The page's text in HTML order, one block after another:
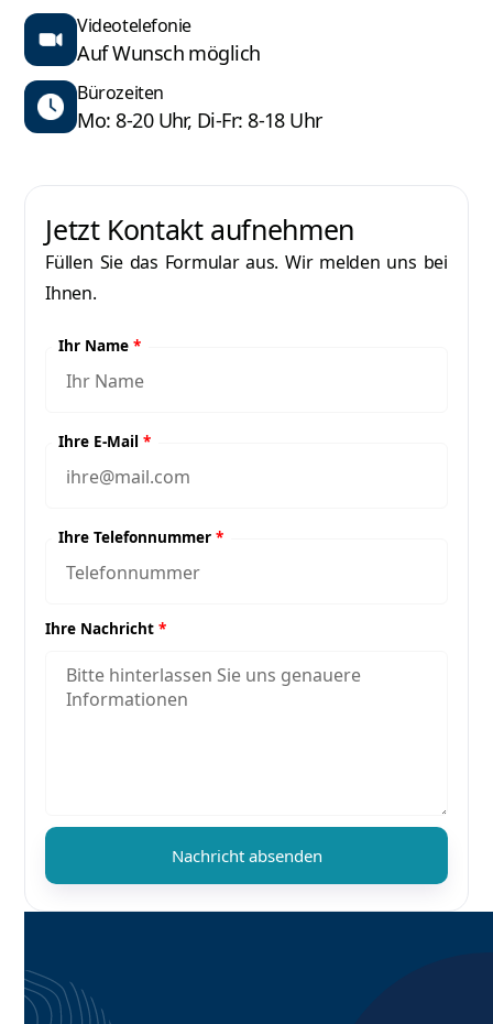
Videotelefonie
Auf Wunsch möglich
Bürozeiten
Mo: 8-20 Uhr, Di-Fr: 8-18 Uhr
Jetzt Kontakt aufnehmen
Füllen Sie das Formular aus. Wir melden uns bei
Ihnen.
Ihr Name*
Ihre E-Mail*
Ihre Telefonnummer*
Ihre Nachricht*